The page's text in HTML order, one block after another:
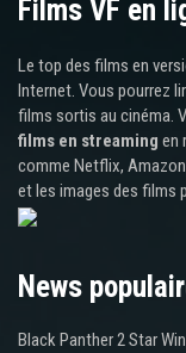
Films VF en
Le top des films en
Internet. Vous pourrez
films sortis au cinéma.
films en streaming en
comme Netflix,
et les images des films
News
Black Panther 2 Star